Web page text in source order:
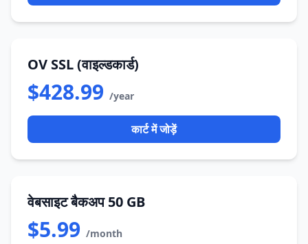
OV SSL (वाइल्डकार्ड)
$428.99 /year
कार्ट में जोड़ें
वेबसाइट बैकअप 50 GB
$5.99 /month